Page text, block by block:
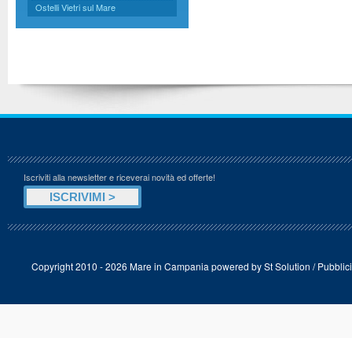
Ostelli Vietri sul Mare
Iscriviti alla newsletter e riceverai novità ed offerte!
Copyright 2010 - 2026 Mare in Campania powered bySt Solution /